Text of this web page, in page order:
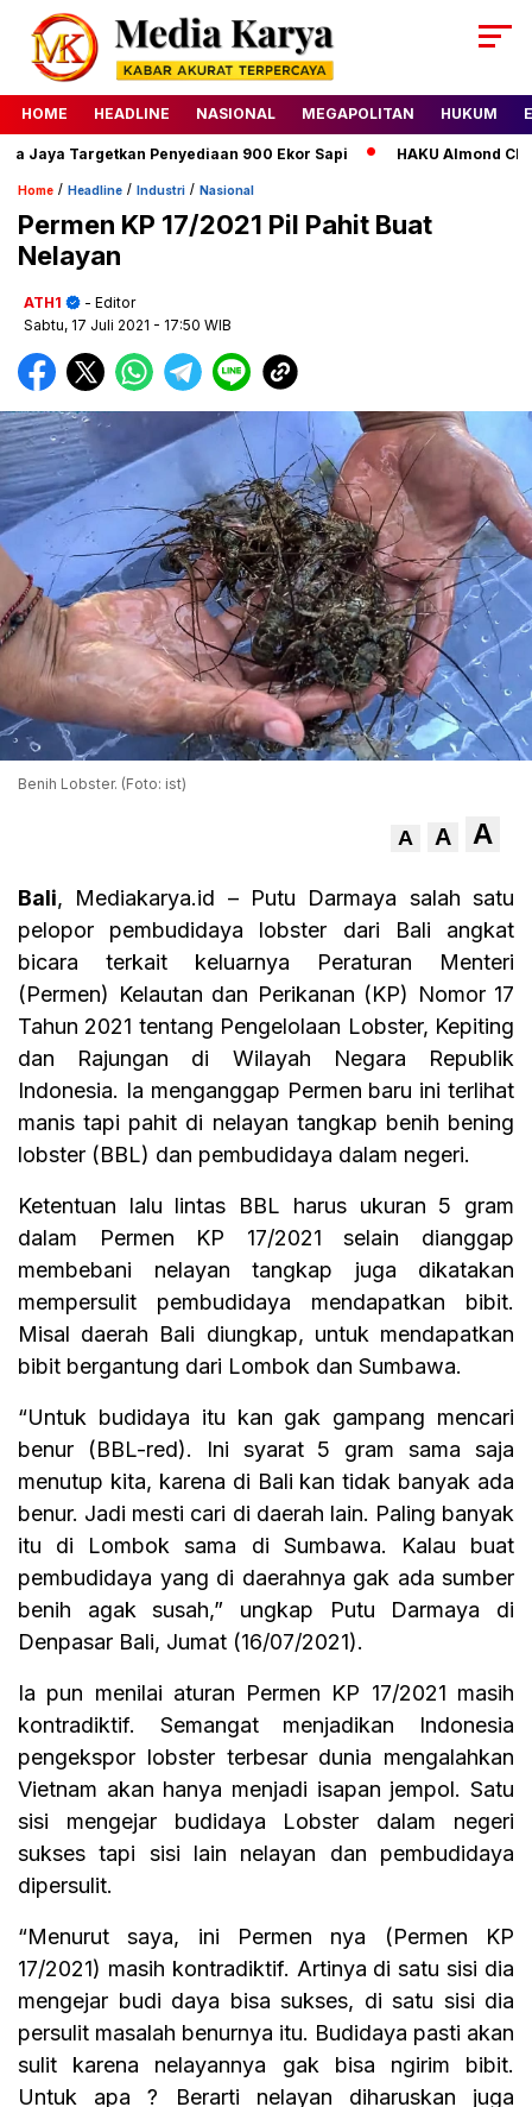
HOME HEADLINE NASIONAL MEGAPOLITAN HUKUM
Targetkan Penyediaan 900 Ekor Sapi HAKU Almond
Home / Headline / Industri / Nasional
Permen KP 17/2021 Pil Pahit Buat
Nelayan
ATH1
- Editor
Sabtu, 17 Juli 2021 - 17:50 WIB
Benih Lobster. (Foto: ist)
A A A
Bali, Mediakarya.id – Putu Darmaya salah satu
pelopor pembudidaya lobster dari Bali angkat
bicara terkait keluarnya Peraturan Menteri
(Permen) Kelautan dan Perikanan (KP) Nomor 17
Tahun 2021 tentang Pengelolaan Lobster, Kepiting
dan Rajungan di Wilayah Negara Republik
Indonesia. Ia menganggap Permen baru ini terlihat
manis tapi pahit di nelayan tangkap benih bening
lobster (BBL) dan pembudidaya dalam negeri.
Ketentuan lalu lintas BBL harus ukuran 5 gram
dalam Permen KP 17/2021 selain dianggap
membebani nelayan tangkap juga dikatakan
mempersulit pembudidaya mendapatkan bibit.
Misal daerah Bali diungkap, untuk mendapatkan
bibit bergantung dari Lombok dan Sumbawa.
“Untuk budidaya itu kan gak gampang mencari
benur (BBL-red). Ini syarat 5 gram sama saja
menutup kita, karena di Bali kan tidak banyak ada
benur. Jadi mesti cari di daerah lain. Paling banyak
itu di Lombok sama di Sumbawa. Kalau buat
pembudidaya yang di daerahnya gak ada sumber
benih agak susah,” ungkap Putu Darmaya di
Denpasar Bali, Jumat (16/07/2021).
Ia pun menilai aturan Permen KP 17/2021 masih
kontradiktif. Semangat menjadikan Indonesia
pengekspor lobster terbesar dunia mengalahkan
Vietnam akan hanya menjadi isapan jempol. Satu
sisi mengejar budidaya Lobster dalam negeri
sukses tapi sisi lain nelayan dan pembudidaya
dipersulit.
“Menurut saya, ini Permen nya (Permen KP
17/2021) masih kontradiktif. Artinya di satu sisi dia
mengejar budi daya bisa sukses, di satu sisi dia
persulit masalah benurnya itu. Budidaya pasti akan
sulit karena nelayannya gak bisa ngirim bibit.
Untuk apa ? Berarti nelayan diharuskan juga